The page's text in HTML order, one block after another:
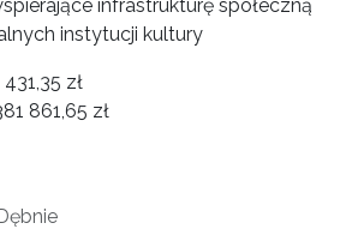
infrastrukturę społeczną
instytucji kultury
zł
861,65 zł